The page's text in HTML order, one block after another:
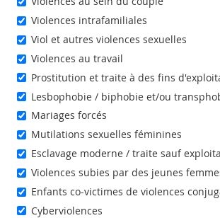
Violences intrafamiliales
Viol et autres violences sexuelles
Violences au travail
Prostitution et traite à des fins
Lesbophobie / biphobie et/ou
Mariages forcés
Mutilations sexuelles féminines
Esclavage moderne / traite sauf
Violences subies par des jeunes
Enfants co-victimes de violences
Cyberviolences